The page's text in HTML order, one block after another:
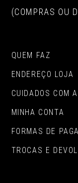
(COMPRAS OU
QUEM FAZ
ENDEREÇO LOJA
CUIDADOS COM
MINHA CONTA
FORMAS DE
TROCAS E